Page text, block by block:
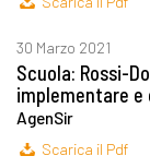
30 Marzo 2021
Scuola: Rossi-
implementare
AgenSir
Scarica il Pdf